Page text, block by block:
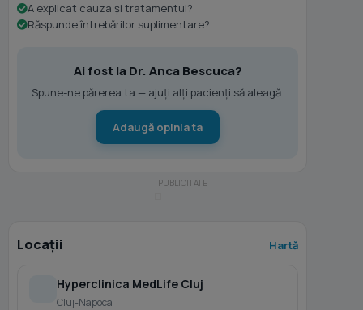
A explicat cauza și tratamentul?
Răspunde întrebărilor suplimentare?
Ai fost la Dr. Anca Bescuca?
Spune-ne părerea ta — ajuți alți pacienți să aleagă.
Adaugă opinia ta
Locații Hartă
Hyperclinica MedLife Cluj
Cluj-Napoca